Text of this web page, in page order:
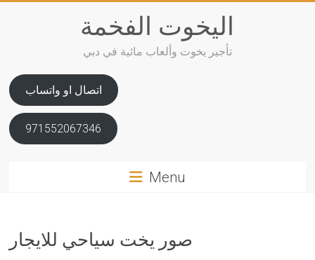
اليخوت الفخمة
تأجير يخوت وألعاب مائية في دبي
اتصال او واتساب
971552067346
Menu
صور يخت سياحي للايجار